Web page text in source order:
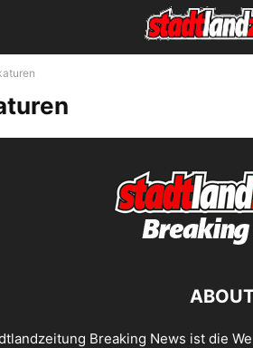
Breaking News ist die